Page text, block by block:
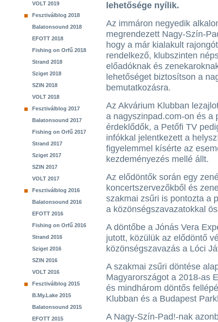
VOLT 2019
Fesztiválblog 2018
Balatonsound 2018
EFOTT 2018
Fishing on Orfű 2018
Strand 2018
Sziget 2018
SZIN 2018
VOLT 2018
Fesztiválblog 2017
Balatonsound 2017
Fishing on Orfű 2017
Strand 2017
Sziget 2017
SZIN 2017
VOLT 2017
Fesztiválblog 2016
Balatonsound 2016
EFOTT 2016
Fishing on Orfű 2016
Strand 2016
Sziget 2016
SZIN 2016
VOLT 2016
Fesztiválblog 2015
B.My.Lake 2015
Balatonsound 2015
EFOTT 2015
lehetősége nyílik.
Az immáron negyedik
megrendezett Nagy-Szín-
hogy a már kialakult
rendelkező, klubszinten
előadóknak és
lehetőséget biztosítson a
bemutatkozásra.
Az Akvárium Klubban
a nagyszinpad.com-on és a
érdeklődők, a Petőfi TV
infókkal jelentkezett a
figyelemmel kísérte az
kezdeményezés mellé állt.
Az elődöntők során egy
koncertszervezőkből és
szakmai zsűri is pontozta a
a közönségszavazatokkal
A döntőbe a Jónás Vera
jutott, közülük az elődöntő
közönségszavazás a Lóci
A szakmai zsűri döntése
Magyarországot a 2018-as
és mindhárom döntős
Klubban és a Budapest
A Nagy-Szín-Pad!-nak